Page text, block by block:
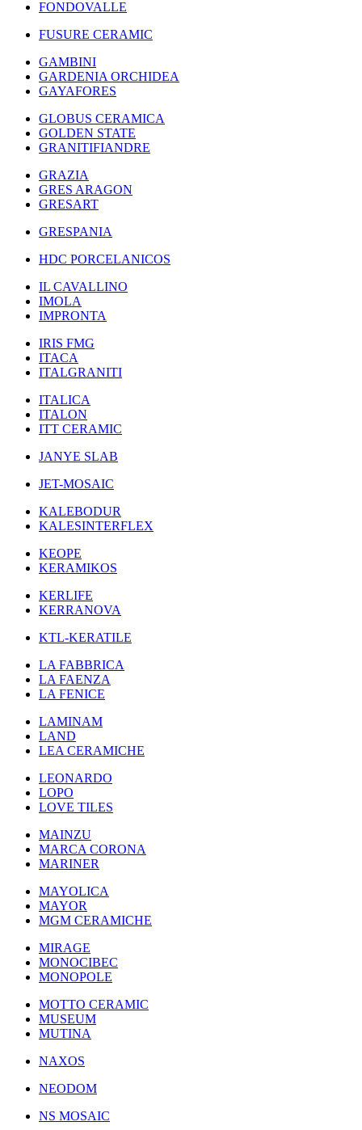
FONDOVALLE
FUSURE CERAMIC
GAMBINI
GARDENIA ORCHIDEA
GAYAFORES
GLOBUS CERAMICA
GOLDEN STATE
GRANITIFIANDRE
GRAZIA
GRES ARAGON
GRESART
GRESPANIA
HDC PORCELANICOS
IL CAVALLINO
IMOLA
IMPRONTA
IRIS FMG
ITACA
ITALGRANITI
ITALICA
ITALON
ITT CERAMIC
JANYE SLAB
JET-MOSAIC
KALEBODUR
KALESINTERFLEX
KEOPE
KERAMIKOS
KERLIFE
KERRANOVA
KTL-KERATILE
LA FABBRICA
LA FAENZA
LA FENICE
LAMINAM
LAND
LEA CERAMICHE
LEONARDO
LOPO
LOVE TILES
MAINZU
MARCA CORONA
MARINER
MAYOLICA
MAYOR
MGM CERAMICHE
MIRAGE
MONOCIBEC
MONOPOLE
MOTTO CERAMIC
MUSEUM
MUTINA
NAXOS
NEODOM
NS MOSAIC